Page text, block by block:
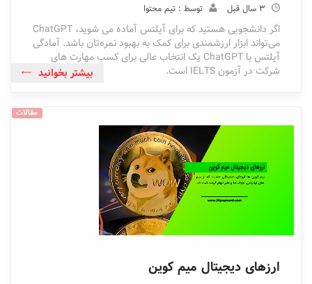
3 سال قبل توسط : تیم محتوا
اگر دانشجویی هستید که برای آیلتس آماده می‌ شوید، ChatGPT
می‌تواند ابزار ارزشمندی برای کمک به بهبود نمره‌تان باشد. آمادگی
آیلتس با ChatGPT یک انتخاب عالی برای کسب مهارت های
شرکت در آزمون IELTS است.
بیشتر بخوانید
مقالات
ارزهای دیجیتال میم کوین